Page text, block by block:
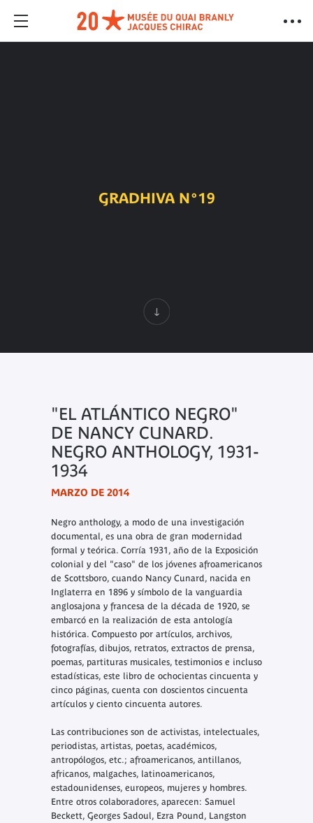
GRADHIVA N°19
"EL ATLÁNTICO NEGRO"
DE NANCY CUNARD.
NEGRO ANTHOLOGY, 1931-
1934
MARZO DE 2014
Negro anthology, a modo de una investigación
documental, es una obra de gran modernidad
formal y teórica. Corría 1931, año de la Exposición
colonial y del "caso" de los jóvenes afroamericanos
de Scottsboro, cuando Nancy Cunard, nacida en
Inglaterra en 1896 y símbolo de la vanguardia
anglosajona y francesa de la década de 1920, se
embarcó en la realización de esta antología
histórica. Compuesto por artículos, archivos,
fotografías, dibujos, retratos, extractos de prensa,
poemas, partituras musicales, testimonios e incluso
estadísticas, este libro de ochocientas cincuenta y
cinco páginas, cuenta con doscientos cincuenta
artículos y ciento cincuenta autores.
Las contribuciones son de activistas, intelectuales,
periodistas, artistas, poetas, académicos,
antropólogos, etc.; afroamericanos, antillanos,
africanos, malgaches, latinoamericanos,
estadounidenses, europeos, mujeres y hombres.
Entre otros colaboradores, aparecen: Samuel
Beckett, Georges Sadoul, Ezra Pound, Langston